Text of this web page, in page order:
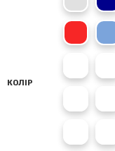
КОЛІР
Red Hot